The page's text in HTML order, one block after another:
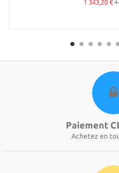
1 343,20 €1
Paiement
Achetez en